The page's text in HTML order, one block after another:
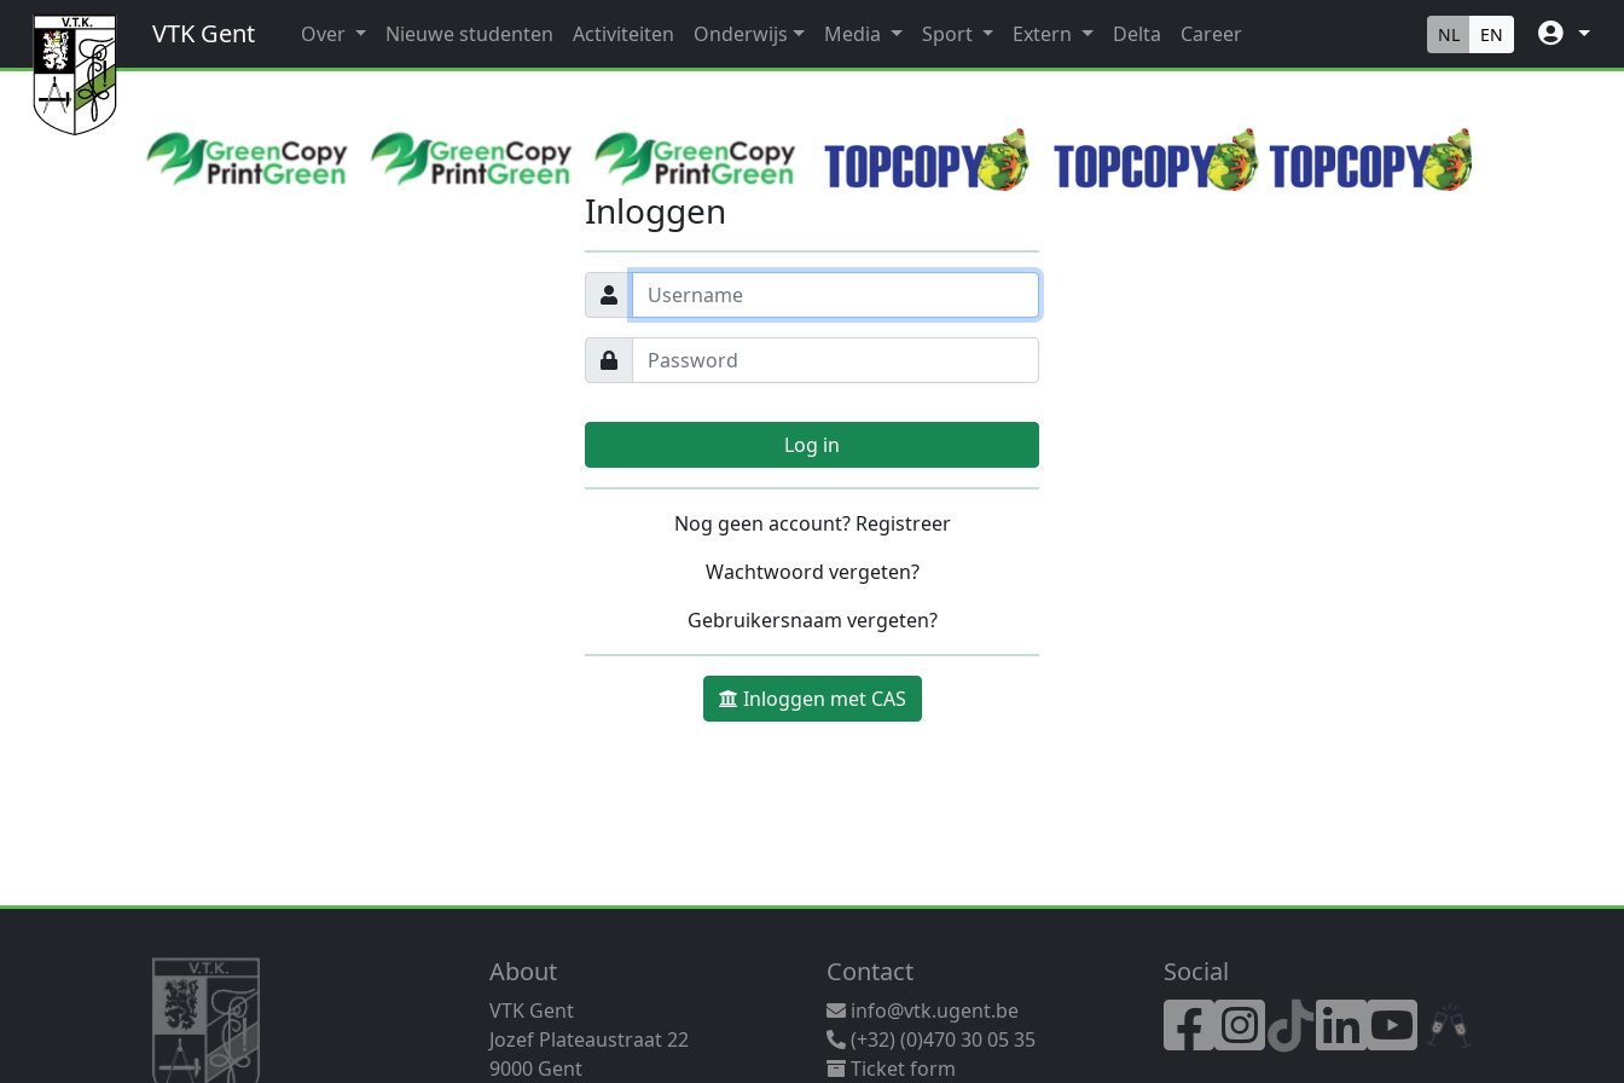
VTK Gent Over Nieuwe studenten Activiteiten Onderwijs Media Sport Extern Delta Career NL EN
Inloggen
Log in
Nog geen account? Registreer
Wachtwoord vergeten?
Gebruikersnaam vergeten?
Inloggen met CAS
About
VTK Gent
Jozef Plateaustraat 22
9000 Gent
Contact
info@vtk.ugent.be
(+32) (0)470 30 05 35
Ticket form
Social